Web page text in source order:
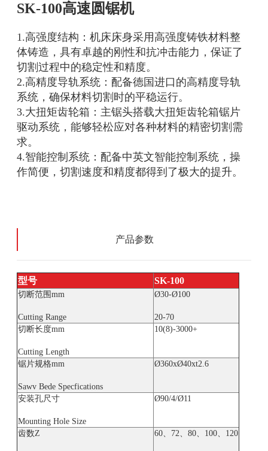
SK-100高速圆锯机
1.高强度结构：机床床身采用高强度铸铁材料整
体铸造，具有卓越的刚性和抗冲击能力，保证了
切割过程中的稳定性和精度。
2.高精度导轨系统：配备德国进口的高精度导轨
系统，确保材料切割时的平稳运行。
3.大扭矩齿轮箱：主锯头搭载大扭矩齿轮箱锯片
驱动系统，能够轻松应对各种材料的精密切割需
求。
4.智能控制系统：配备中英文智能控制系统，操
作简便，切割速度和精度都得到了极大的提升。
产品参数
型号 SK-100
切断范围mm
Cutting Range
Ø30-Ø100
20-70
切断长度mm
Cutting Length
10(8)-3000+
锯片规格mm
Sawv Bede Specfications
Ø360xØ40xt2.6
安装孔尺寸
Mounting Hole Size
Ø90/4/Ø11
齿数Z 60、72、80、100、120